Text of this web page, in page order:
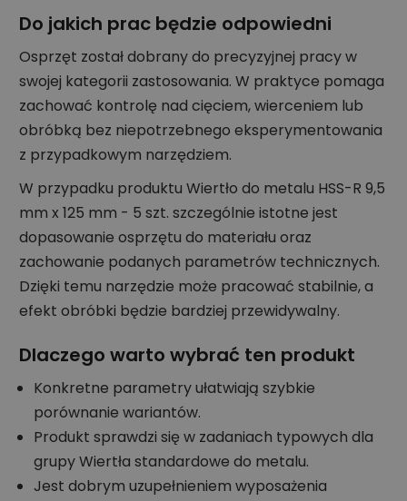
Do jakich prac będzie odpowiedni
Osprzęt został dobrany do precyzyjnej pracy w
swojej kategorii zastosowania. W praktyce pomaga
zachować kontrolę nad cięciem, wierceniem lub
obróbką bez niepotrzebnego eksperymentowania
z przypadkowym narzędziem.
W przypadku produktu Wiertło do metalu HSS-R 9,5
mm x 125 mm - 5 szt. szczególnie istotne jest
dopasowanie osprzętu do materiału oraz
zachowanie podanych parametrów technicznych.
Dzięki temu narzędzie może pracować stabilnie, a
efekt obróbki będzie bardziej przewidywalny.
Dlaczego warto wybrać ten produkt
Konkretne parametry ułatwiają szybkie
porównanie wariantów.
Produkt sprawdzi się w zadaniach typowych dla
grupy Wiertła standardowe do metalu.
Jest dobrym uzupełnieniem wyposażenia